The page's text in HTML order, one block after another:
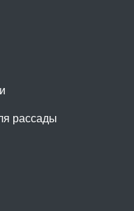
рассады